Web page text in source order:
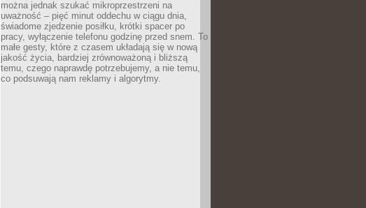
można jednak szukać mikroprzestrzeni na
uważność – pięć minut oddechu w ciągu dnia,
świadome zjedzenie posiłku, krótki spacer po
pracy, wyłączenie telefonu godzinę przed snem. To
małe gesty, które z czasem układają się w nową
jakość życia, bardziej zrównoważoną i bliższą
temu, czego naprawdę potrzebujemy, a nie temu,
co podsuwają nam reklamy i algorytmy.